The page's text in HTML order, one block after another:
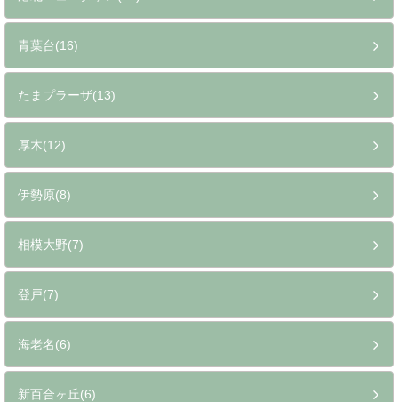
青葉台(16)
たまプラーザ(13)
厚木(12)
伊勢原(8)
相模大野(7)
登戸(7)
海老名(6)
新百合ヶ丘(6)